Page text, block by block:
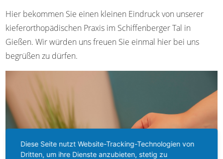
Hier bekommen Sie einen kleinen Eindruck von unserer
kieferorthopädischen Praxis im Schiffenberger Tal in
Gießen. Wir würden uns freuen Sie einmal hier bei uns
begrüßen zu dürfen.
Diese Seite nutzt Website-Tracking-Technologien von
Dritten, um ihre Dienste anzubieten, stetig zu